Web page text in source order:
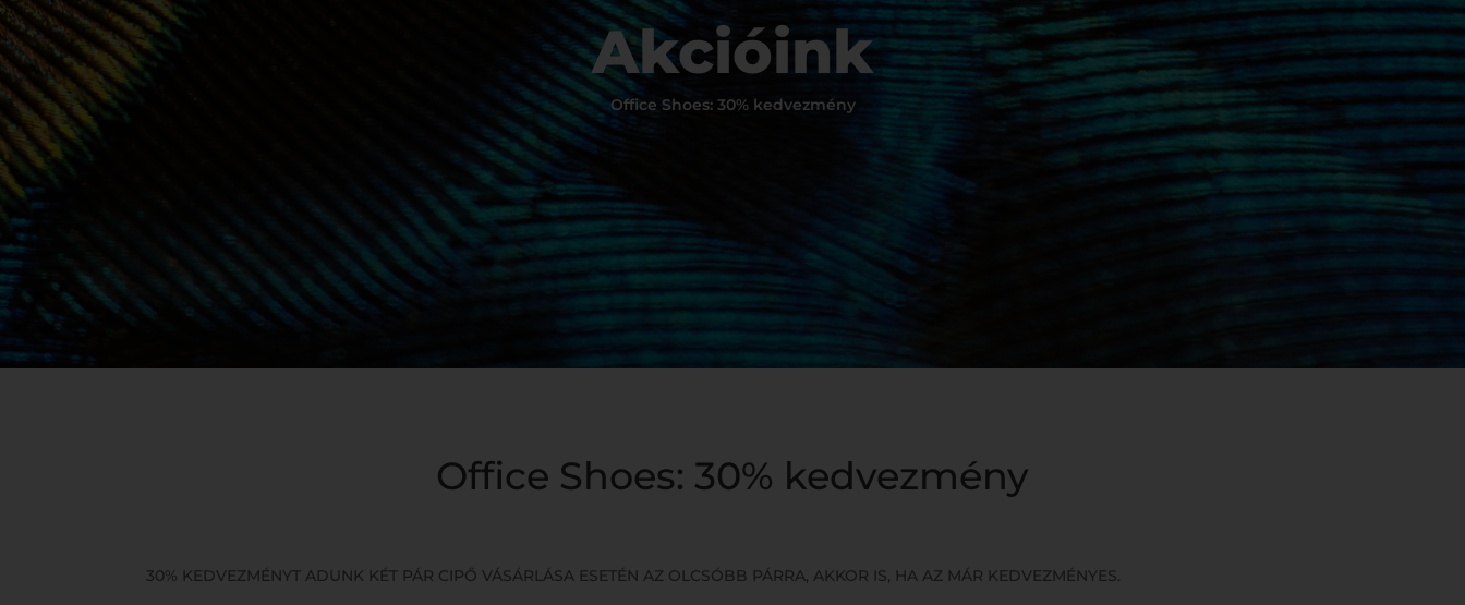
Akcióink
Office Shoes: 30% kedvezmény
Office Shoes: 30% kedvezmény
30% KEDVEZMÉNYT ADUNK KÉT PÁR CIPŐ VÁSÁRLÁSA ESETÉN AZ OLCSÓBB PÁRRA, AKKOR IS, HA AZ MÁR KEDVEZMÉNYES.